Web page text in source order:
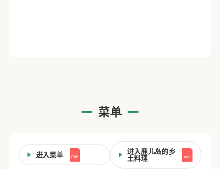
菜单
进入菜单
进入鹿儿岛的乡
土料理